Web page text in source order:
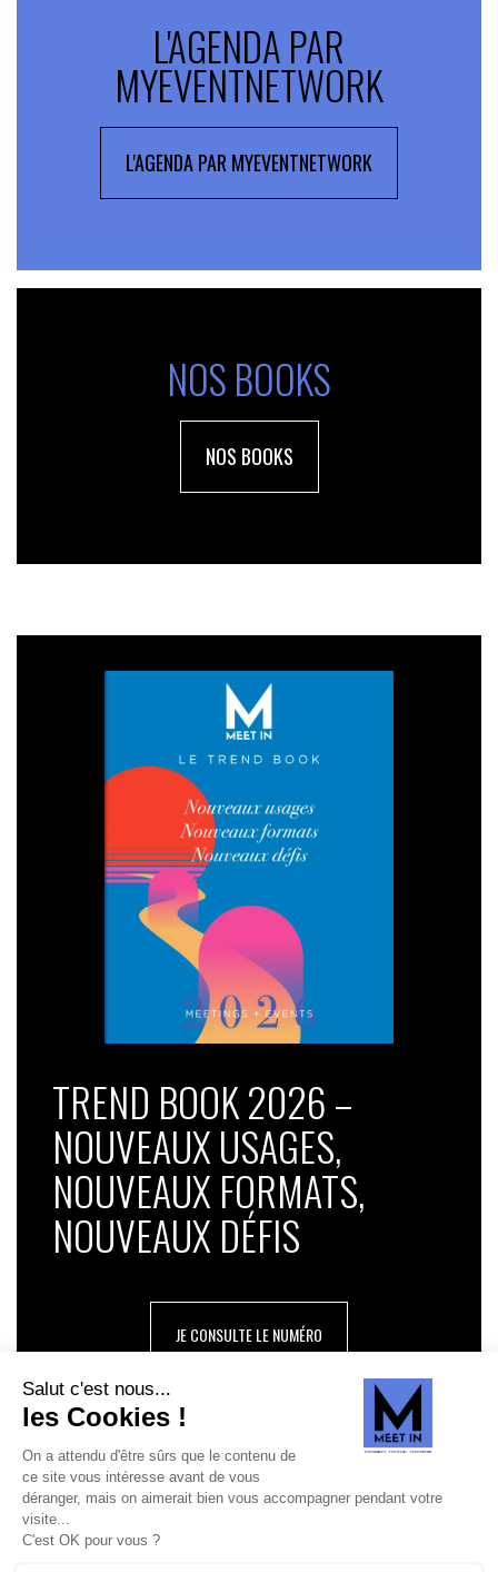
L'AGENDA PAR
MYEVENTNETWORK
L'AGENDA PAR MYEVENTNETWORK
NOS BOOKS
NOS BOOKS
TREND BOOK 2026 –
NOUVEAUX USAGES,
NOUVEAUX FORMATS,
NOUVEAUX DÉFIS
JE CONSULTE LE NUMÉRO